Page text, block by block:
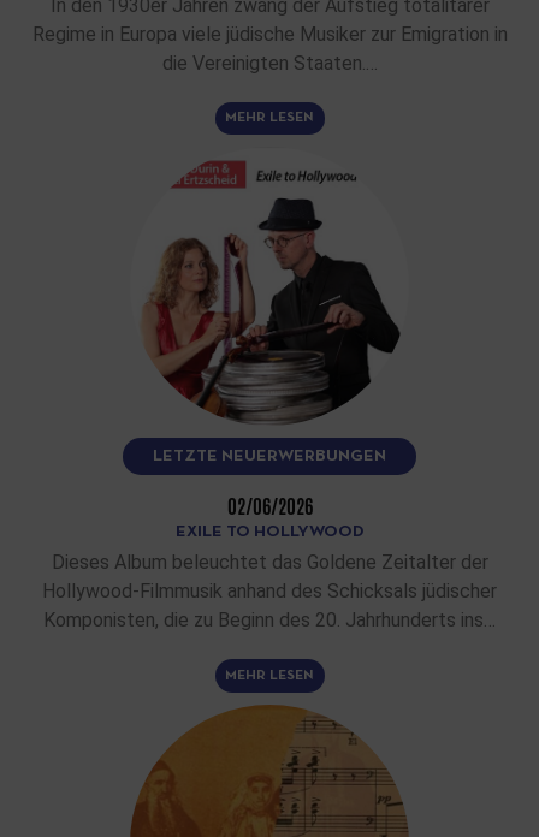
In den 1930er Jahren zwang der Aufstieg totalitärer
Regime in Europa viele jüdische Musiker zur Emigration in
die Vereinigten Staaten.…
MEHR LESEN
LETZTE NEUERWERBUNGEN
02/06/2026
EXILE TO HOLLYWOOD
Dieses Album beleuchtet das Goldene Zeitalter der
Hollywood-Filmmusik anhand des Schicksals jüdischer
Komponisten, die zu Beginn des 20. Jahrhunderts ins…
MEHR LESEN